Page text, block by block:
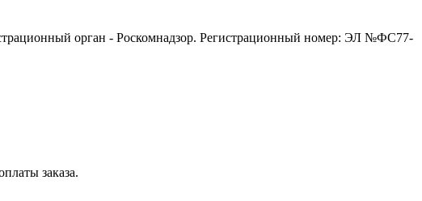
орган - Роскомнадзор. Регистрационный номер: ЭЛ №ФС77-
заказа.